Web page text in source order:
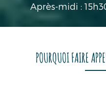
Après-midi :
POURQUOI FAIRE